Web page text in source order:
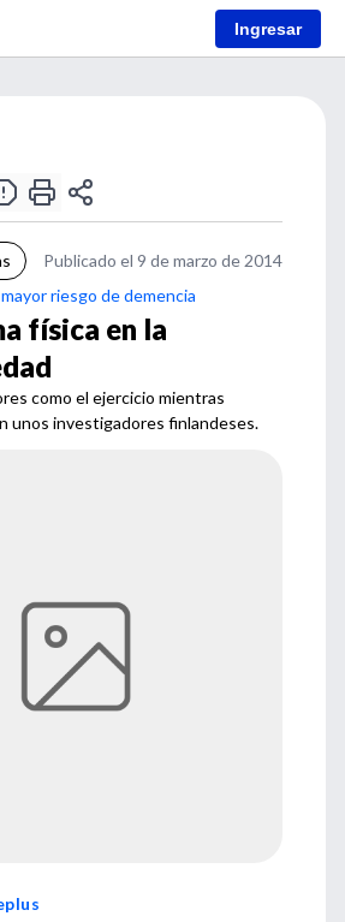
Ingresar
Publicado el 9 de marzo de 2014
riesgo de demencia
física en la
como el ejercicio mientras
unos investigadores finlandeses.